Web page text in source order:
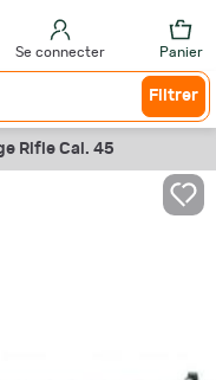
Se connecter Panier
Filtrer
Rifle Cal. 45